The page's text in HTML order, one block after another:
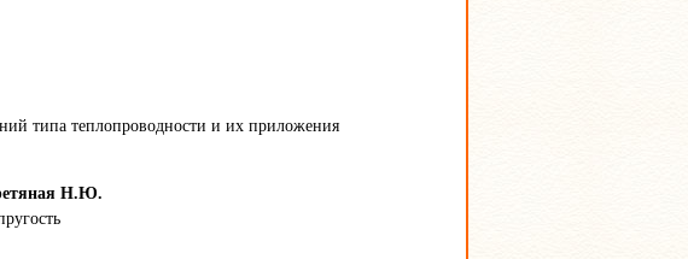
типа теплопроводности и их приложения
Н.Ю.